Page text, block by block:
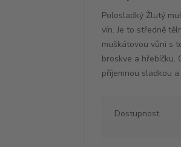
Polosladký Žlutý
vín. Je to středně
muškátovou vůni s
broskve a hřebíčku.
příjemnou sladkou a
Dostupnost